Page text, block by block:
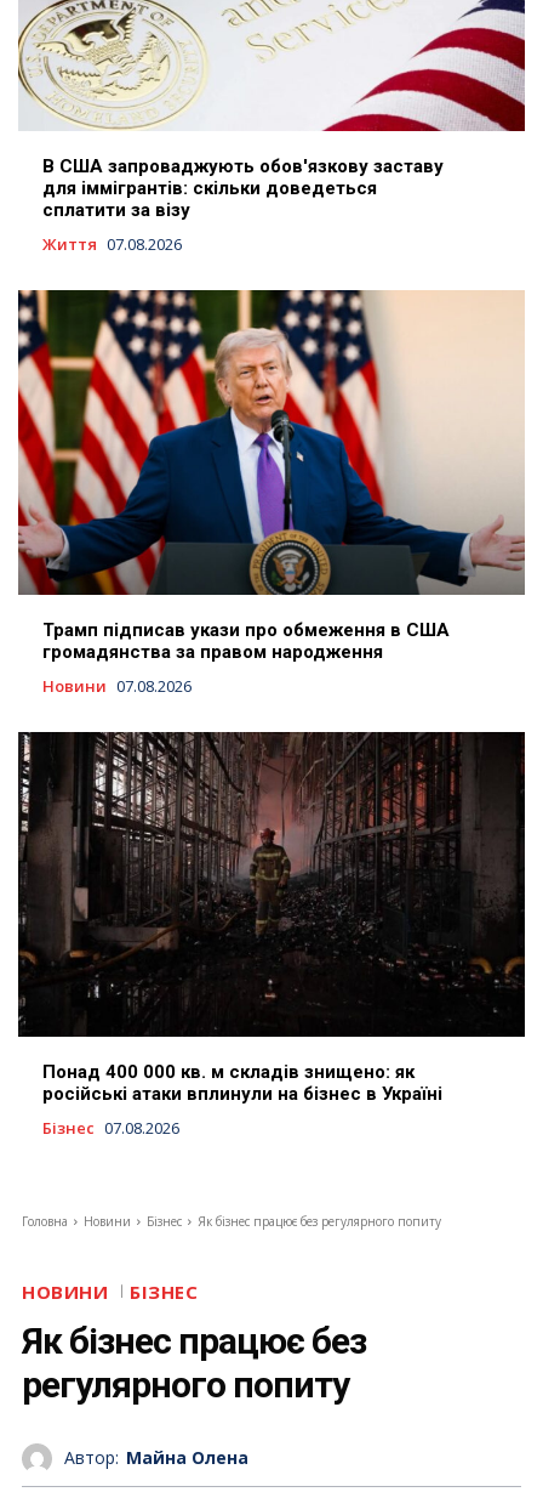
В США запроваджують обов'язкову заставу
для іммігрантів: скільки доведеться
сплатити за візу
Життя 07.08.2026
Трамп підписав укази про обмеження в США
громадянства за правом народження
Новини 07.08.2026
Понад 400 000 кв. м складів знищено: як
російські атаки вплинули на бізнес в Україні
Бізнес 07.08.2026